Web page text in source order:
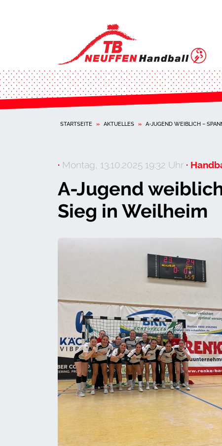
STARTSEITE » AKTUELLES » A-JUGEND WEIBLICH –
· Montag, 13.10.2025 19:32 Uhr ·
A-Jugend
Sieg in Weilheim